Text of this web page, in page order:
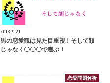
2018.9.21
男の恋愛観は見た目重視！そして顔
じゃなく〇〇〇で選ぶ！
恋愛問題解析